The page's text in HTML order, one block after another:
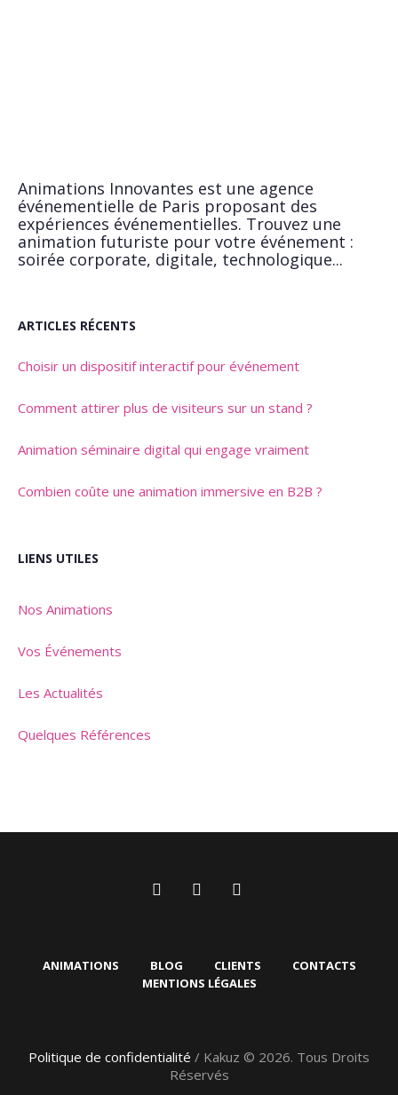
Animations Innovantes est une agence
événementielle de Paris proposant des
expériences événementielles. Trouvez une
animation futuriste pour votre événement :
soirée corporate, digitale, technologique...
ARTICLES RÉCENTS
Choisir un dispositif interactif pour événement
Comment attirer plus de visiteurs sur un stand ?
Animation séminaire digital qui engage vraiment
Combien coûte une animation immersive en B2B ?
LIENS UTILES
Nos Animations
Vos Événements
Les Actualités
Quelques Références
ANIMATIONS BLOG CLIENTS
CONTACTS
MENTIONS LÉGALES
Politique de confidentialité / Kakuz © 2026. Tous Droits
Réservés